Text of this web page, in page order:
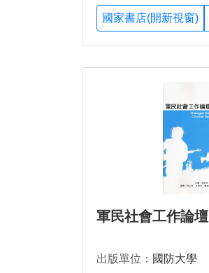
國家書店(開新視窗)
軍民社會工作論壇
出版單位： 國防大學